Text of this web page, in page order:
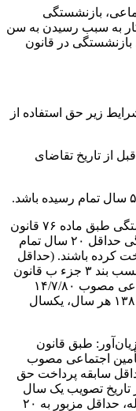
تامین اجتماعی، بازنشستگی
به سبب رسیدن به سن
در قانون
زیر حق استفاده از
از تاریخ تقاضای
بیمه‌شدگانی می‌توانند از مستمری بازنشستگی طبق ماده ۷۶ قانون
استفاده کنند که تا تاریخ تقاضای بازنشستگی حداقل ۲۰ سال تمام
کرده باشند. (حداقل
سابقه لازم در این ماده ۱۰ سال بوده که حسب بند ۳ جزء ب قانون
اصلاح تبصره ۲ ماده ۷۶ قانون تأمین اجتماعی مصوب ۱۴/۷/۸۰
مجمع تشخیص مصلحت نظام از ۱۴ مهر ۱۳۸۱ هر سال، یکسال
طبق قانون
به ماده ۷۶ قانون تأمین اجتماعی مصوب
سابقه پرداخت حق
تاریخ تصویب یک سال
اضافه شد به‌نحوی که در یک فرایند ۱۰ ساله، حداقل مزبور به ۲۰